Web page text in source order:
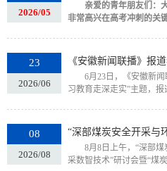
2026/05
亲爱的青年朋友们：
非常高兴在高考冲刺的关
要发源地。1945年建校以
院士，在聚变能源、载人
中都活...
23
2026/06
6月23日，《安徽新
习教育走深走实”主题，
务抓紧抓实，紧扣“双一流
重点任务，一体推进学查
项，制定整改措施21项，
道强...
08
2026/08
8月8日上午，“深部
采数智技术”研讨会暨“煤